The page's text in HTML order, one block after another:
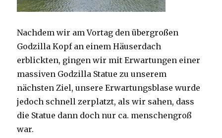
Nachdem wir am Vortag den übergroßen
Godzilla Kopf an einem Häuserdach
erblickten, gingen wir mit Erwartungen einer
massiven Godzilla Statue zu unserem
nächsten Ziel, unsere Erwartungsblase wurde
jedoch schnell zerplatzt, als wir sahen, dass
die Statue dann doch nur ca. menschengroß
war.